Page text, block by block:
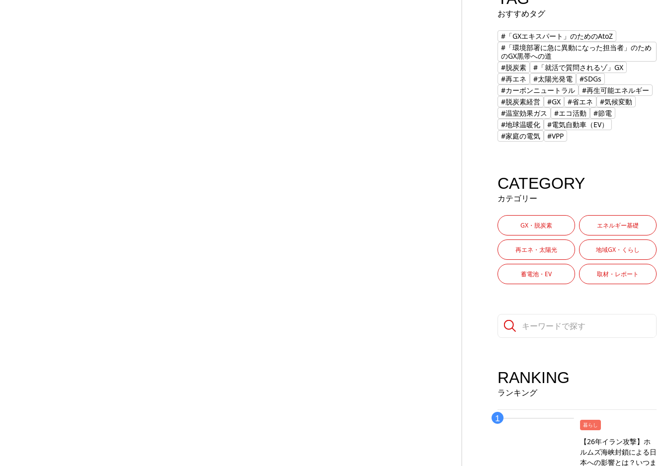
おすすめタグ
#「GXエキスパート」のためのAtoZ
#「環境部署に急に異動になった担当者」のため
のGX黒帯への道
#脱炭素
#「就活で質問されるゾ」GX
#再エネ
#太陽光発電
#SDGs
#カーボンニュートラル
#再生可能エネルギー
#脱炭素経営
#GX #省エネ
#気候変動
#温室効果ガス
#エコ活動
#節電
#地球温暖化
#電気自動車（EV）
#家庭の電気
#VPP
CATEGORY
カテゴリー
GX・脱炭素 エネルギー基礎
再エネ・太陽光 地域GX・くらし
蓄電池・EV 取材・レポート
RANKING
ランキング
暮らし
【26年イラン攻撃】ホ
ルムズ海峡封鎖による日
本への影響とは？いつま